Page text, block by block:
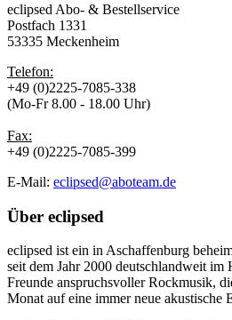
eclipsed Abo- & Bestellservice
Postfach 1331
53335 Meckenheim
Telefon:
+49 (0)2225-7085-338
(Mo-Fr 8.00 - 18.00 Uhr)
Fax:
+49 (0)2225-7085-399
E-Mail: eclipsed@aboteam.de
Über eclipsed
eclipsed ist ein in Aschaffenburg
seit dem Jahr 2000 deutschlandweit im
Freunde anspruchsvoller Rockmusik,
Monat auf eine immer neue akustische